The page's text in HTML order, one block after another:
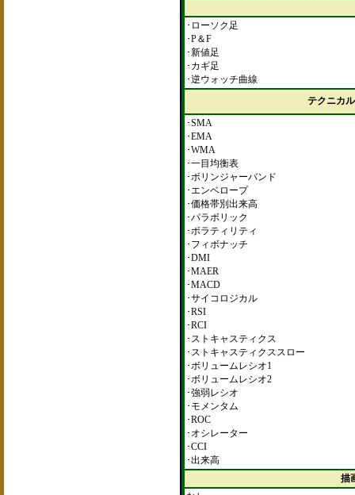
･ローソク足
･P＆F
･新値足
･カギ足
･逆ウォッチ曲線
テクニカ
･SMA
･EMA
･WMA
･一目均衡表
･ボリンジャーバンド
･エンベロープ
･価格帯別出来高
･パラボリック
･ボラティリティ
･フィボナッチ
･DMI
･MAER
･MACD
･サイコロジカル
･RSI
･RCI
･ストキャスティクス
･ストキャスティクススロー
･ボリュームレシオ1
･ボリュームレシオ2
･強弱レシオ
･モメンタム
･ROC
･オシレーター
･CCI
･出来高
描